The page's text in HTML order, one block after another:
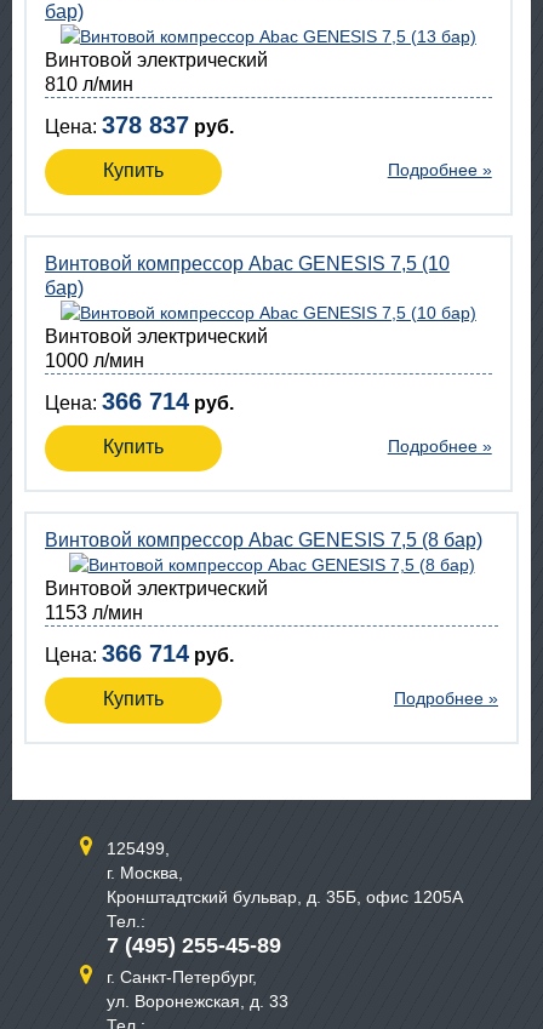
бар)
Винтовой электрический
810 л/мин
Цена: 378 837 руб.
Купить Подробнее »
Винтовой компрессор Abac GENESIS 7,5 (10
бар)
Винтовой электрический
1000 л/мин
Цена: 366 714 руб.
Купить Подробнее »
Винтовой компрессор Abac GENESIS 7,5 (8 бар)
Винтовой электрический
1153 л/мин
Цена: 366 714 руб.
Купить Подробнее »
125499,
г. Москва,
Кронштадтский бульвар, д. 35Б, офис 1205А
Тел.:
7 (495) 255-45-89
г. Санкт-Петербург,
ул. Воронежская, д. 33